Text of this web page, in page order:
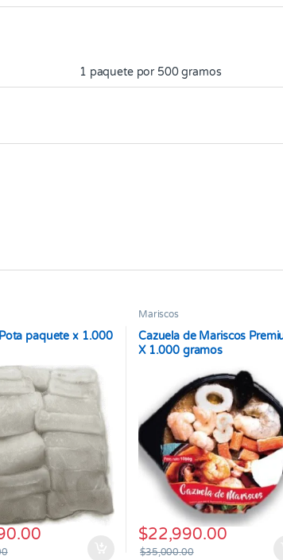
1 paquete por 500 gramos
paquete x 1.000
Mariscos
Cazuela de Mariscos
X 1.000 gramos
$22,990.00
$35,000.00